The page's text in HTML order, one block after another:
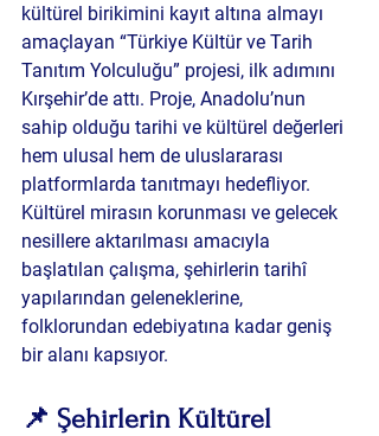
kültürel birikimini kayıt altına almayı
amaçlayan “Türkiye Kültür ve Tarih
Tanıtım Yolculuğu” projesi, ilk adımını
Kırşehir’de attı. Proje, Anadolu’nun
sahip olduğu tarihi ve kültürel değerleri
hem ulusal hem de uluslararası
platformlarda tanıtmayı hedefliyor.
Kültürel mirasın korunması ve gelecek
nesillere aktarılması amacıyla
başlatılan çalışma, şehirlerin tarihî
yapılarından geleneklerine,
folklorundan edebiyatına kadar geniş
bir alanı kapsıyor.
📌 Şehirlerin Kültürel